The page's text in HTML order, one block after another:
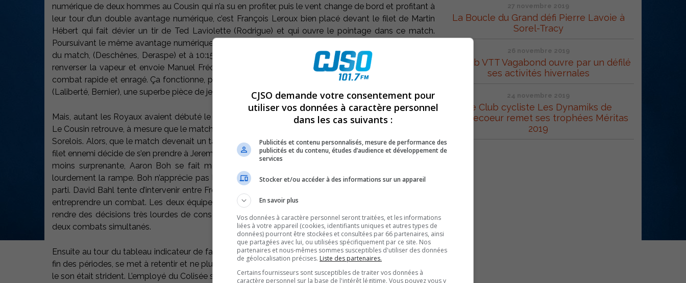
numérique de deux hommes au Cousin qui n’a su en profiter, puis le vent change de bord et profitant à
leur tour d’un double avantage numérique, c’est François Leroux bien placé devant le filet de Martin
Hébert qui fait dévier un tir de Ted Laviolette (Rodrigue) et qui ouvre le pointage dans ce match.
Poursuivant le même avantage numérique, mais simple cette fois-ci, François Leroux marque son 2e
du match, (Deschênes, Deraspe) et à 10:15 de la première période c’est déjà 2 à 0 Sorel. Brault tente
renverser la vapeur et envoie Manuel Fréchette contre Dean Mayrand, les deux s’engagent dans un
combat rapide et enragé. Ça fonctionne, puisque St-Hyacinthe marque son premier but, Martin Duval
(Laliberté, Bernier), une superbe pièce de jeu de passe à 11:10.
Mais, autant les Royaux avaient débuté le match avec force, autant ce fut le contraire en 2e période.
Le Cousin retrouve, à mesure que le match avance, le moyen de contre-attaquer chaque menace des
Sorelois. Alors, que le match devenait un tantinet tranquille, Guillaume Karrer qui se trouvait devant le
filet ennemi décide de s’en prendre à Jeremy Knight et d’engager le combat. Ensuite, une scène pour la
moins surprenante, Aaron Boh se fait mettre en échec par Manuel Fréchette, et Boh va frapper
lourdement la rampe. Boh n’apprécie pas le geste et va rejoindre Fréchette pour lui faire un mauvais
parti. David Bahl tente d’intervenir entre Fréchette et Boh, mais Dean Mayrand va rejoindre Bahl pour
entreprendre un combat. Les deux équipes doivent une "grosse bière" à l’arbitre Loubier, qui aurait pu
rendre des décisions très lourdes de conséquences pour les matchs à venir des équipes, suite à ces
deux combats simultanés.
Ensuite au tour du tableau indicateur de faire des siennes, alors que la sirène annonçant le début et la
fin des périodes, se met à retentir et ne plus s’arrêter. Les gens avaient les doigts dans les oreilles tant
le son était strident. L’employé du Colisée se devait alors de "resetter" le tableau indicateur ce qui avait
27 novembre 2019
La Boucle du Grand défi Pierre Lavoie à
Sorel-Tracy
26 novembre 2019
Le Club VTT Vagabond ouvre par un défilé
ses activités hivernales
24 novembre 2019
Le Club cycliste Les Dynamiks de
Contrecoeur remet ses trophées Méritas
2019
CJSO demande votre consentement pour
utiliser vos données à caractère personnel
dans les cas suivants :
Publicités et contenu personnalisés, mesure de performance des
publicités et du contenu, études d’audience et développement de
services
Stocker et/ou accéder à des informations sur un appareil
En savoir plus
Vos données à caractère personnel seront traitées, et les informations
liées à votre appareil (cookies, identifiants uniques et autres types de
données) pourront être stockées et consultées par 66 partenaires, ainsi
que partagées avec lui, ou utilisées spécifiquement par ce site. Nos
partenaires et nous-mêmes sommes susceptibles d'utiliser des données
de géolocalisation précises. Liste des partenaires.
Certains fournisseurs sont susceptibles de traiter vos données à
caractère personnel sur la base de l'intérêt légitime. Vous pouvez vous y